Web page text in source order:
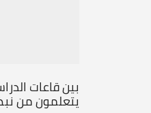
بين قاعات
يتعلمون من